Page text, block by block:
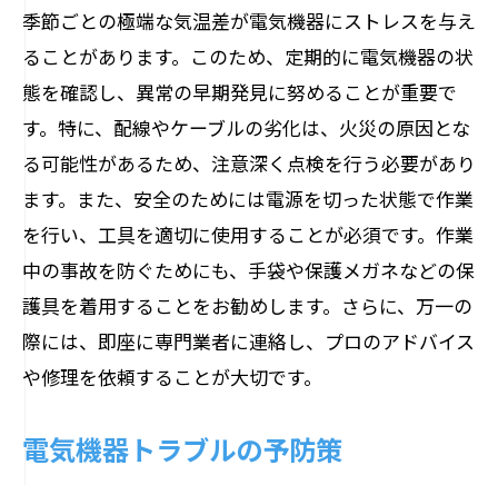
季節ごとの極端な気温差が電気機器にストレスを与え
ることがあります。このため、定期的に電気機器の状
態を確認し、異常の早期発見に努めることが重要で
す。特に、配線やケーブルの劣化は、火災の原因とな
る可能性があるため、注意深く点検を行う必要があり
ます。また、安全のためには電源を切った状態で作業
を行い、工具を適切に使用することが必須です。作業
中の事故を防ぐためにも、手袋や保護メガネなどの保
護具を着用することをお勧めします。さらに、万一の
際には、即座に専門業者に連絡し、プロのアドバイス
や修理を依頼することが大切です。
電気機器トラブルの予防策